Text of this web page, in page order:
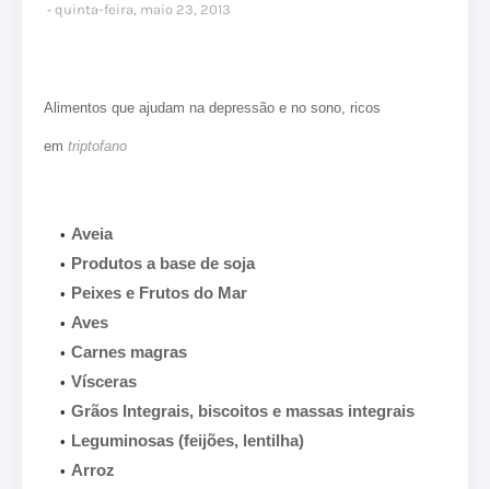
quinta-feira, maio 23, 2013
Alimentos que ajudam na depressão e no sono, ricos
em triptofano
Aveia
Produtos a base de soja
Peixes e Frutos do Mar
Aves
Carnes magras
Vísceras
Grãos Integrais, biscoitos e massas integrais
Leguminosas (feijões, lentilha)
Arroz